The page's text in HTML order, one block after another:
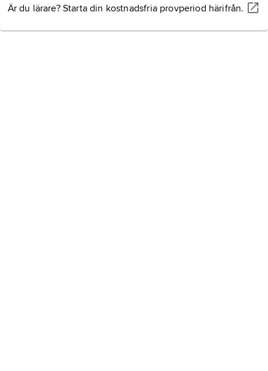
Är du lärare? Starta din kostnadsfria provperiod härifrån.